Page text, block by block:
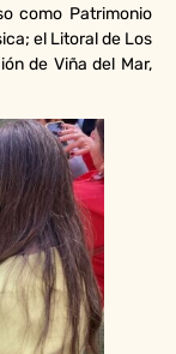
como Patrimonio
el Litoral de Los
de Viña del Mar,